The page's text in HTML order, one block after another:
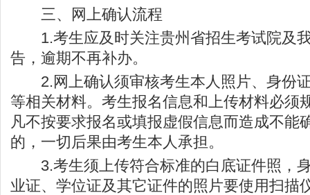
三、网上确认流程
1.考生应及时关注贵州省招生考试院及
告，逾期不再补办。
2.网上确认须审核考生本人照片、身份
等相关材料。考生报名信息和上传材料必须
凡不按要求报名或填报虚假信息而造成不能
的，一切后果由考生本人承担。
3.考生须上传符合标准的白底证件照，
业证、学位证及其它证件的照片要使用扫描